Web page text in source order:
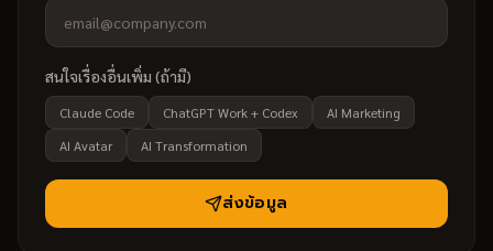
สนใจเรื่องอื่นเพิ่ม (ถ้ามี)
Claude Code ChatGPT Work + Codex
AI Marketing
AI Avatar
AI Transformation
ส่งข้อมูล